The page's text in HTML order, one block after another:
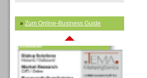
» Zum Online-Business Guide
Inbound